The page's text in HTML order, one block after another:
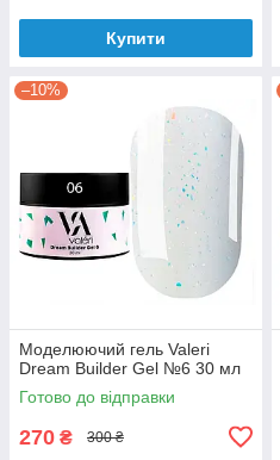
Купити
–10%
Моделюючий гель Valeri
Dream Builder Gel №6 30 мл
Готово до відправки
270 ₴ 300 ₴